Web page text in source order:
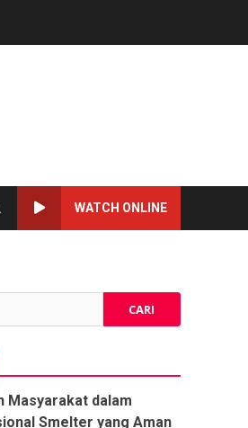
WATCH ONLINE
Masyarakat dalam
Smelter yang Aman